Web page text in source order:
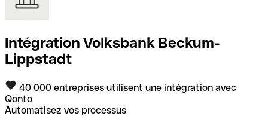
Intégration Volksbank Beckum-
Lippstadt
40 000 entreprises utilisent une intégration avec
Qonto
Automatisez vos processus